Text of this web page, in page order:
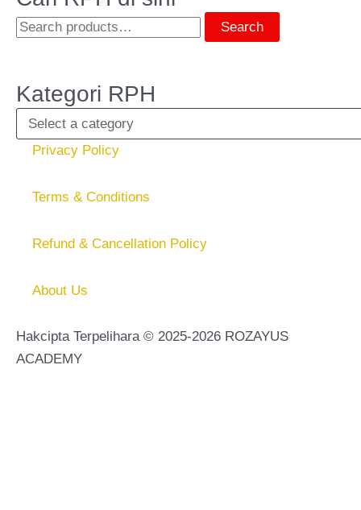
Search
Kategori RPH
Privacy Policy
Terms & Conditions
Refund & Cancellation Policy
About Us
Hakcipta Terpelihara © 2025-2026 ROZAYUS
ACADEMY